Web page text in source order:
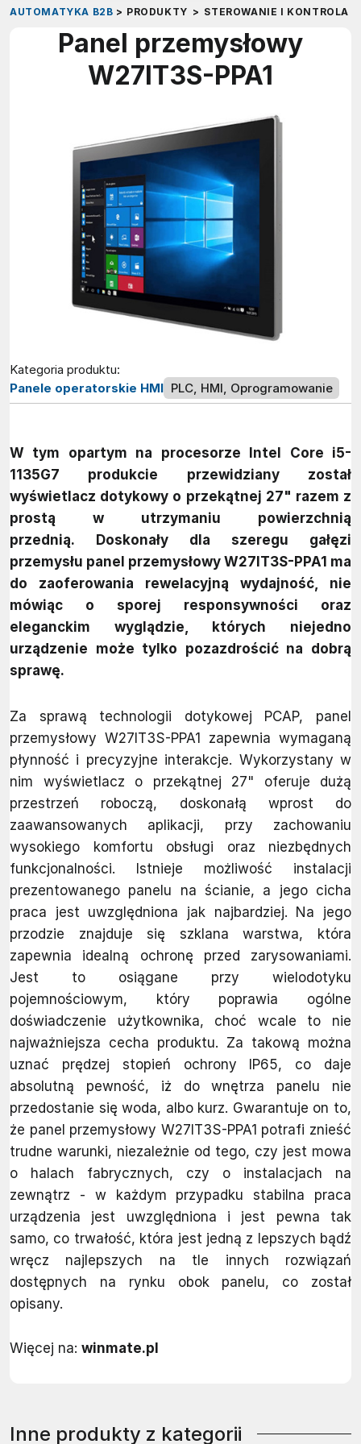
AUTOMATYKA B2B > PRODUKTY > STEROWANIE I KONTROLA
Panel przemysłowy
W27IT3S-PPA1
Kategoria produktu:
Panele operatorskie HMI PLC, HMI, Oprogramowanie
W tym opartym na procesorze Intel Core i5-
1135G7 produkcie przewidziany został
wyświetlacz dotykowy o przekątnej 27" razem z
prostą w utrzymaniu powierzchnią
przednią. Doskonały dla szeregu gałęzi
przemysłu panel przemysłowy W27IT3S-PPA1 ma
do zaoferowania rewelacyjną wydajność, nie
mówiąc o sporej responsywności oraz
eleganckim wyglądzie, których niejedno
urządzenie może tylko pozazdrościć na dobrą
sprawę.
Za sprawą technologii dotykowej PCAP, panel
przemysłowy W27IT3S-PPA1 zapewnia wymaganą
płynność i precyzyjne interakcje. Wykorzystany w
nim wyświetlacz o przekątnej 27" oferuje dużą
przestrzeń roboczą, doskonałą wprost do
zaawansowanych aplikacji, przy zachowaniu
wysokiego komfortu obsługi oraz niezbędnych
funkcjonalności. Istnieje możliwość instalacji
prezentowanego panelu na ścianie, a jego cicha
praca jest uwzględniona jak najbardziej. Na jego
przodzie znajduje się szklana warstwa, która
zapewnia idealną ochronę przed zarysowaniami.
Jest to osiągane przy wielodotyku
pojemnościowym, który poprawia ogólne
doświadczenie użytkownika, choć wcale to nie
najważniejsza cecha produktu. Za takową można
uznać prędzej stopień ochrony IP65, co daje
absolutną pewność, iż do wnętrza panelu nie
przedostanie się woda, albo kurz. Gwarantuje on to,
że panel przemysłowy W27IT3S-PPA1 potrafi znieść
trudne warunki, niezależnie od tego, czy jest mowa
o halach fabrycznych, czy o instalacjach na
zewnątrz - w każdym przypadku stabilna praca
urządzenia jest uwzględniona i jest pewna tak
samo, co trwałość, która jest jedną z lepszych bądź
wręcz najlepszych na tle innych rozwiązań
dostępnych na rynku obok panelu, co został
opisany.
Więcej na: winmate.pl
Inne produkty z kategorii